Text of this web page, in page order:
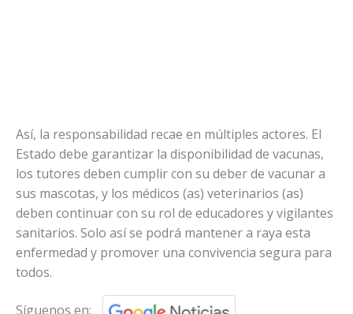
Así, la responsabilidad recae en múltiples actores. El
Estado debe garantizar la disponibilidad de vacunas,
los tutores deben cumplir con su deber de vacunar a
sus mascotas, y los médicos (as) veterinarios (as)
deben continuar con su rol de educadores y vigilantes
sanitarios. Solo así se podrá mantener a raya esta
enfermedad y promover una convivencia segura para
todos.
Síguenos en: